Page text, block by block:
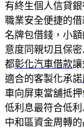
有終生個人信貸
職業安全便捷的
名牌包借錢，小
意度同親切且保
都彰化汽車借款讓
適合的客製化承諾
車向屏東當舖抵押
低利息最符合低
中和區資金周轉